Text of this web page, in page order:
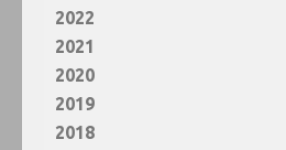
2022
2021
2020
2019
2018